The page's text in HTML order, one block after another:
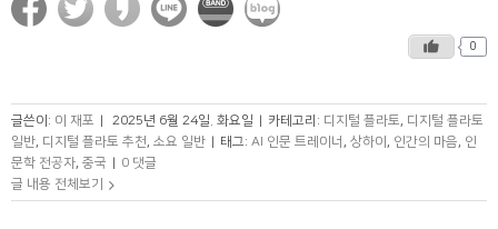
0
글쓴이: 이 재포 | 2025년 6월 24일. 화요일 | 카테고리: 디지털 플라토, 디지털 플라토
일반, 디지털 플라토 추천, 소요 일반 | 태그: AI 인문 트레이너 , 상하이 , 인간의 마음, 인
문학 전공자, 중국 | 0 댓글
글 내용 전체보기